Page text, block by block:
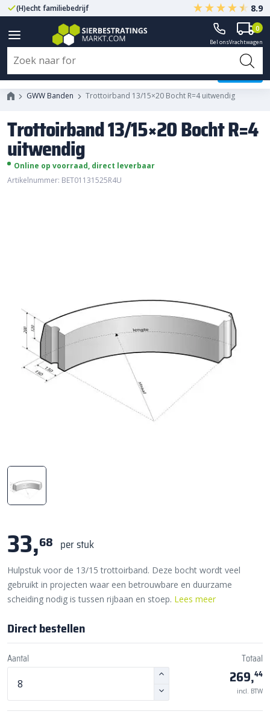
(H)echt familiebedrijf Gegarandeerd A-kwaliteit
8.9
Bel onsVrachtwagen
0
GWW Banden Trottoirband 13/15×20 Bocht R=4 uitwendig
Trottoirband 13/15×20 Bocht R=4
uitwendig
Online op voorraad, direct leverbaar
Artikelnummer: BET01131525R4U
33,68 per stuk
Hulpstuk voor de 13/15 trottoirband. Deze bocht wordt veel
gebruikt in projecten waar een betrouwbare en duurzame
scheiding nodig is tussen rijbaan en stoep. Lees meer
Direct bestellen
Aantal Totaal
269,44
incl. BTW
Trottoirband 13/15x20 Bocht R=4
uitwendig